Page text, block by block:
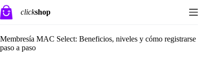
Saltar
al
contenido
clickshop
Membresía MAC Select: Beneficios, niveles y cómo registrarse
paso a paso